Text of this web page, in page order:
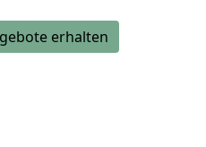
erhalten